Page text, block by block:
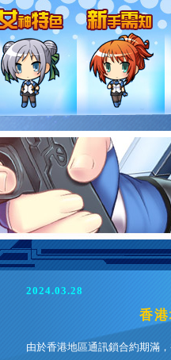
2024.03.28
香
由於香港地區通訊鎖合約期滿